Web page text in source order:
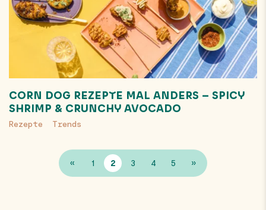
CORN DOG REZEPTE MAL ANDERS – SPICY
SHRIMP & CRUNCHY AVOCADO
Rezepte Trends
« 1 2 3 4 5 »